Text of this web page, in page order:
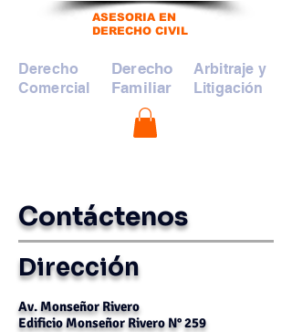
ASESORIA EN
DERECHO CIVIL
Derecho
Comercial
Derecho
Familiar
Arbitraje y
Litigación
Contáctenos
Dirección
Av. Monseñor Rivero
Edificio Monseñor Rivero N° 259